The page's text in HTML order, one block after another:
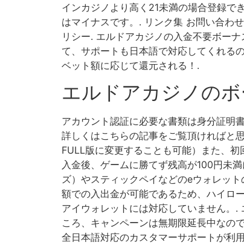
インカジノより高く21未満の場合登録で
はマイナスです。. リンク集 お問い合わ
リシー. エルドアカジノの入金不要ボー
て、サポートも日本語で対応してくれる
ベット額に応じて還元される！.
エルドアカジノの
アカウント認証に必要な書類は身分証明
詳しくはこちらの記事をご覧頂ければと
FULL版に変更することも可能）また、
入金後、ゲームに勝てず残高が100円未
ズ）やスティックペイなどのeウォレッ
額での入出金が可能であるため、ハイロ
アイウォレットには対応していません。
ころ、キャンペーンは無期限延長中なの
全日本語対応のカスタマーサポートが利